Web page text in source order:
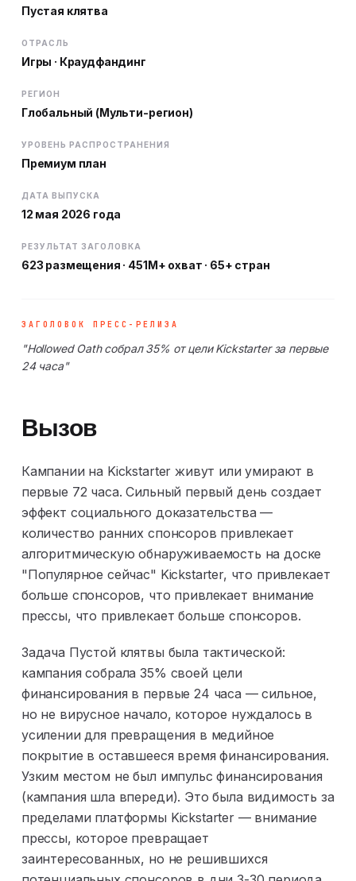
Пустая клятва
ОТРАСЛЬ
Игры · Краудфандинг
РЕГИОН
Глобальный (Мульти-регион)
УРОВЕНЬ РАСПРОСТРАНЕНИЯ
Премиум план
ДАТА ВЫПУСКА
12 мая 2026 года
РЕЗУЛЬТАТ ЗАГОЛОВКА
623 размещения · 451M+ охват · 65+ стран
ЗАГОЛОВОК ПРЕСС-РЕЛИЗА
"Hollowed Oath собрал 35% от цели Kickstarter за первые
24 часа"
Вызов
Кампании на Kickstarter живут или умирают в
первые 72 часа. Сильный первый день создает
эффект социального доказательства —
количество ранних спонсоров привлекает
алгоритмическую обнаруживаемость на доске
"Популярное сейчас" Kickstarter, что привлекает
больше спонсоров, что привлекает внимание
прессы, что привлекает больше спонсоров.
Задача Пустой клятвы была тактической:
кампания собрала 35% своей цели
финансирования в первые 24 часа — сильное,
но не вирусное начало, которое нуждалось в
усилении для превращения в медийное
покрытие в оставшееся время финансирования.
Узким местом не был импульс финансирования
(кампания шла впереди). Это была видимость за
пределами платформы Kickstarter — внимание
прессы, которое превращает
заинтересованных, но не решившихся